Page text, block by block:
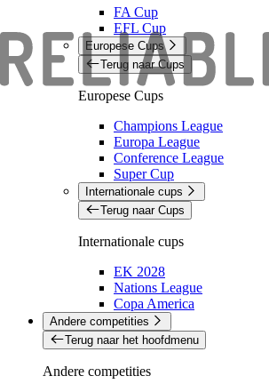
FA Cup
EFL Cup
Europese Cups
Terug naar Cups
Europese Cups
Champions League
Europa League
Conference League
Super Cup
Internationale cups
Terug naar Cups
Internationale cups
EK 2028
Nations League
Copa America
Andere competities
Terug naar het hoofdmenu
Andere competities